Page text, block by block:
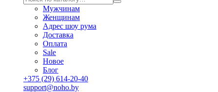
Мужчинам
Женщинам
Адрес шоу рума
Доставка
Оплата
Sale
Новое
Блог
+375 (29) 614-20-40
support@noho.by